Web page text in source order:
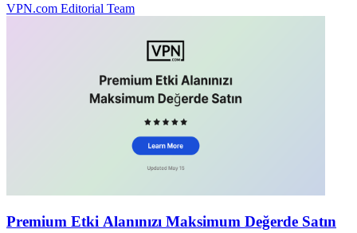
VPN.com Editorial Team
Premium Etki Alanınızı Maksimum Değerde Satın